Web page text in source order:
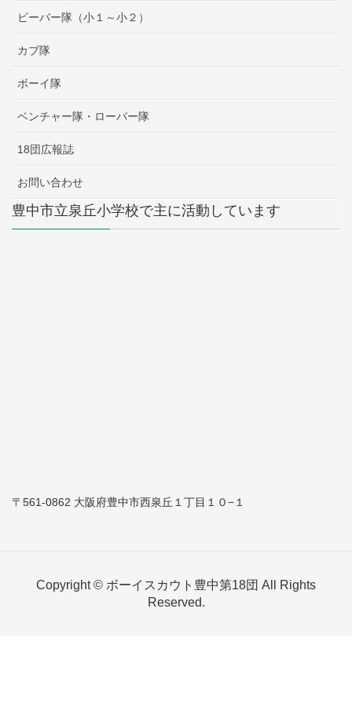
ビーバー隊（小１～小２）
カブ隊
ボーイ隊
ベンチャー隊・ローバー隊
18団広報誌
お問い合わせ
豊中市立泉丘小学校で主に活動しています
〒561-0862 大阪府豊中市西泉丘１丁目１０−１
Copyright © ボーイスカウト豊中第18団 All Rights
Reserved.